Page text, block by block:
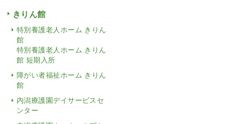
きりん館
特別養護老人ホーム きりん
館
特別養護老人ホーム きりん
館 短期入所
障がい者福祉ホーム きりん
館
内潟療護園デイサービスセ
ンター